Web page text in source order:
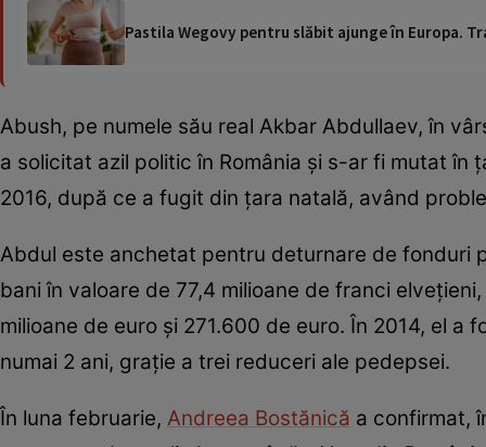
Pastila Wegovy pentru slăbit ajunge în Europa.
Abush, pe numele său real Akbar Abdullaev, în
a solicitat azil politic în România și s-ar fi mutat în
2016, după ce a fugit din țara natală, având
Abdul este anchetat pentru deturnare de fonduri
bani în valoare de 77,4 milioane de franci
milioane de euro și 271.600 de euro. În 2014, el
numai 2 ani, grație a trei reduceri ale pedepsei.
În luna februarie, Andreea Bostănică a confirmat,